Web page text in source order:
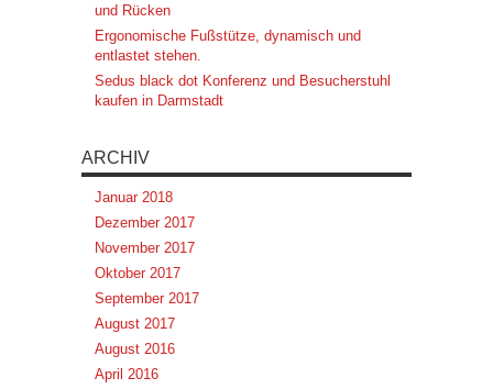
und Rücken
Ergonomische Fußstütze, dynamisch und
entlastet stehen.
Sedus black dot Konferenz und Besucherstuhl
kaufen in Darmstadt
ARCHIV
Januar 2018
Dezember 2017
November 2017
Oktober 2017
September 2017
August 2017
August 2016
April 2016